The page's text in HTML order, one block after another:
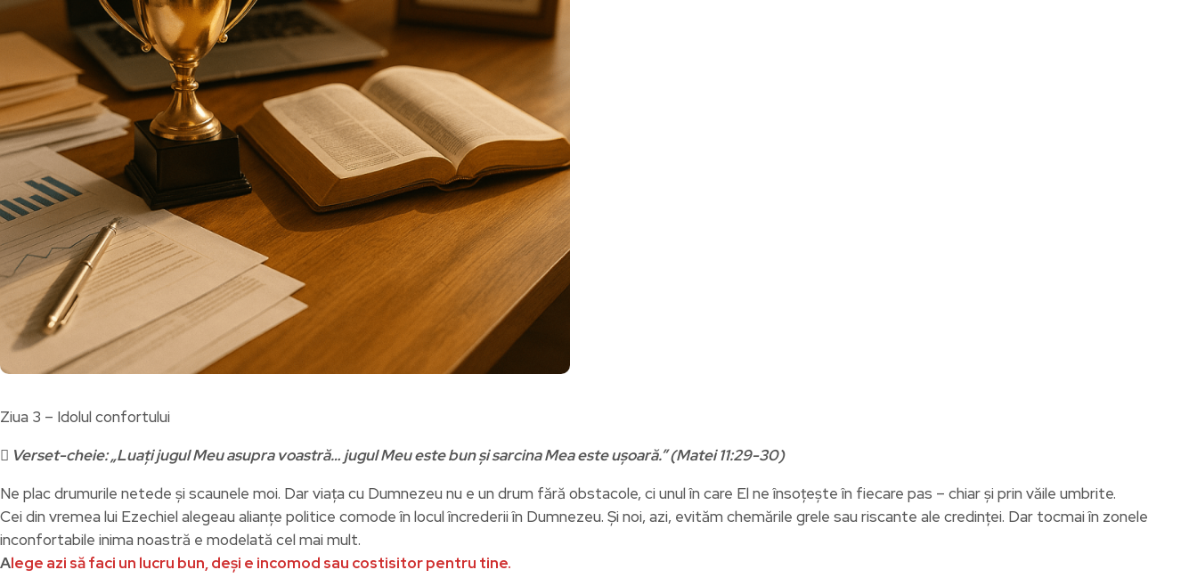
Ziua 3 – Idolul confortului
 Verset-cheie: „Luați jugul Meu asupra voastră… jugul Meu este bun și sarcina Mea este ușoară.” (Matei 11:29-30)
Ne plac drumurile netede și scaunele moi. Dar viața cu Dumnezeu nu e un drum fără obstacole, ci unul în care El ne însoțește în fiecare pas – chiar și prin văile umbrite.
Cei din vremea lui Ezechiel alegeau alianțe politice comode în locul încrederii în Dumnezeu. Și noi, azi, evităm chemările grele sau riscante ale credinței. Dar tocmai în zonele
inconfortabile inima noastră e modelată cel mai mult.
Alege azi să faci un lucru bun, deși e incomod sau costisitor pentru tine.